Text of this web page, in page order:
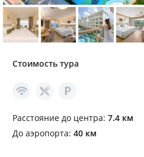
Стоимость тура
Расстояние до центра: 7.4 км
До аэропорта: 40 км